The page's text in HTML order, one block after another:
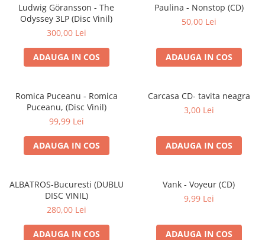
Viniluri Românești
Colecția Electrecord
Ludwig Göransson - The
Odyssey 3LP (Disc Vinil)
300,00 Lei
ADAUGA IN COS
Paulina - Nonstop (CD)
50,00 Lei
ADAUGA IN COS
Romica Puceanu - Romica
Puceanu, (Disc Vinil)
99,99 Lei
ADAUGA IN COS
Carcasa CD- tavita neagra
3,00 Lei
ADAUGA IN COS
ALBATROS-Bucuresti (DUBLU
DISC VINIL)
280,00 Lei
ADAUGA IN COS
Vank - Voyeur (CD)
9,99 Lei
ADAUGA IN COS